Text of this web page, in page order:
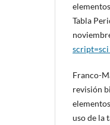
Tabla
Franco-
revisión
uso de la